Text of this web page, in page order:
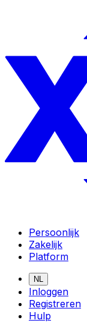
Persoonlijk
Zakelijk
Platform
NL
Inloggen
Registreren
Hulp